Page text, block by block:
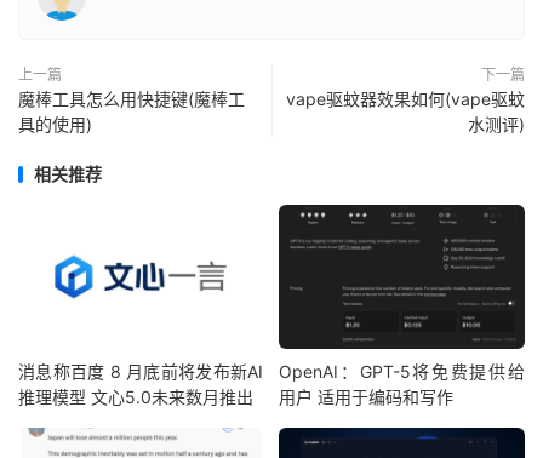
上一篇
魔棒工具怎么用快捷键(魔棒工
具的使用)
下一篇
vape驱蚊器效果如何(vape驱蚊
水测评)
相关推荐
消息称百度 8 月底前将发布新AI
推理模型 文心5.0未来数月推出
OpenAI：GPT-5将免费提供给
用户 适用于编码和写作